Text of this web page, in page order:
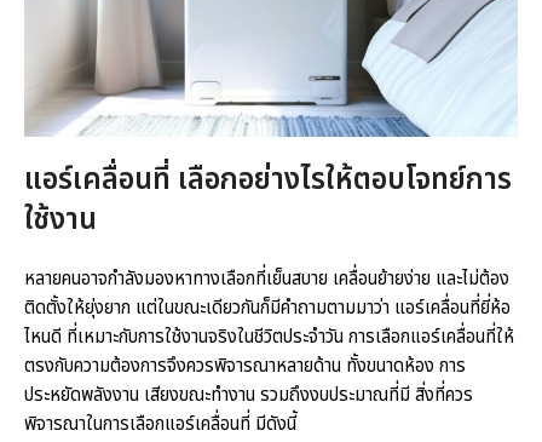
แอร์เคลื่อนที่ เลือกอย่างไรให้ตอบโจทย์การ
ใช้งาน
หลายคนอาจกำลังมองหาทางเลือกที่เย็นสบาย เคลื่อนย้ายง่าย และไม่ต้อง
ติดตั้งให้ยุ่งยาก แต่ในขณะเดียวกันก็มีคำถามตามมาว่า แอร์เคลื่อนที่ยี่ห้อ
ไหนดี ที่เหมาะกับการใช้งานจริงในชีวิตประจำวัน การเลือกแอร์เคลื่อนที่ให้
ตรงกับความต้องการจึงควรพิจารณาหลายด้าน ทั้งขนาดห้อง การ
ประหยัดพลังงาน เสียงขณะทำงาน รวมถึงงบประมาณที่มี สิ่งที่ควร
พิจารณาในการเลือกแอร์เคลื่อนที่ มีดังนี้